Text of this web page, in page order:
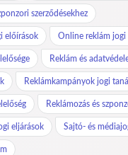
szerződésekhez
előírások Online reklám jogi
Reklám és
Reklámkampányok jogi
Reklámozás és
eljárások Sajtó- és